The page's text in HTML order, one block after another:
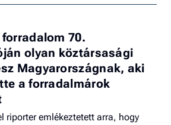
70.
olyan köztársasági
Magyarországnak, aki
a forradalmárok
riporter emlékeztetett arra, hogy